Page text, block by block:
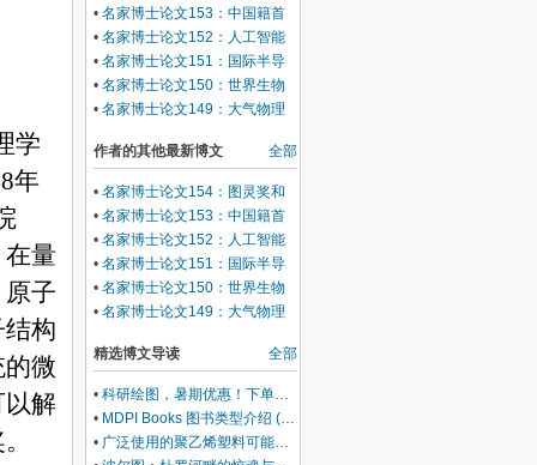
学
年
量
子
构
微
以解
诺贝尔奖获得者司马贺博士论文
1943年芝加哥大学
• 名家博士论文153：中国籍首
次菲尔兹奖获得者王虹邓煜博士
论文
• 名家博士论文152：人工智能
教父杰弗里·辛顿博士论文1978
年爱丁堡大学
• 名家博士论文151：国际半导
体泰斗萨支唐博士论文1956年
斯坦福大学
• 名家博士论文150：世界生物
力学之父冯元桢博士论文1948
• 名家博士论文149：大气物理
约大学
全部
作者的其他最新博文
• 名家博士论文154：图灵奖和
诺贝尔奖获得者司马贺博士论文
1943年芝加哥大学
• 名家博士论文153：中国籍首
次菲尔兹奖获得者王虹邓煜博士
论文
• 名家博士论文152：人工智能
教父杰弗里·辛顿博士论文1978
年爱丁堡大学
• 名家博士论文151：国际半导
体泰斗萨支唐博士论文1956年
斯坦福大学
• 名家博士论文150：世界生物
力学之父冯元桢博士论文1948
• 名家博士论文149：大气物理
约大学
全部
精选博文导读
• 科研绘图，暑期优惠！下单立减500元
• MDPI Books 图书类型介绍 (三)：Edited Book
• 广泛使用的聚乙烯塑料可能会损害你的肝脏